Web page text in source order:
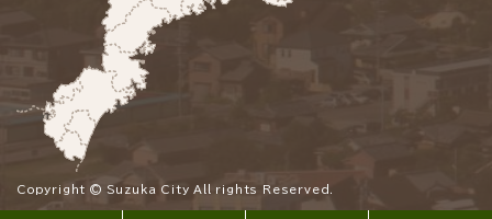
Copyright © Suzuka City All rights Reserved.